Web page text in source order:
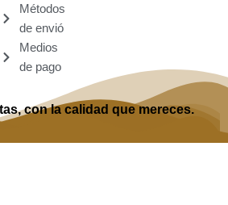
Métodos
de envió
Medios
de pago
con la calidad que mereces.